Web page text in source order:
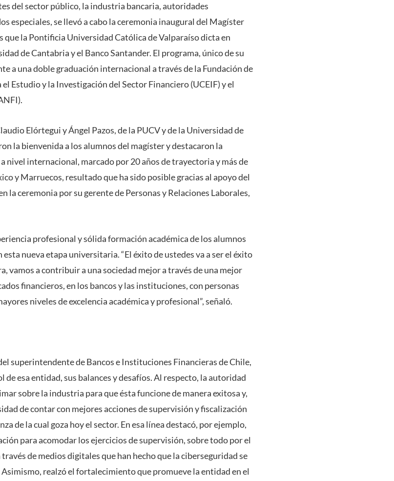
del sector público, la industria bancaria, autoridades
especiales, se llevó a cabo la ceremonia inaugural del Magíster
que la Pontificia Universidad Católica de Valparaíso dicta en
de Cantabria y el Banco Santander. El programa, único de su
a una doble graduación internacional a través de la Fundación de
Estudio y la Investigación del Sector Financiero (UCEIF) y el
Elórtegui y Ángel Pazos, de la PUCV y de la Universidad de
la bienvenida a los alumnos del magíster y destacaron la
nivel internacional, marcado por 20 años de trayectoria y más de
y Marruecos, resultado que ha sido posible gracias al apoyo del
la ceremonia por su gerente de Personas y Relaciones Laborales,
profesional y sólida formación académica de los alumnos
nueva etapa universitaria. “El éxito de ustedes va a ser el éxito
vamos a contribuir a una sociedad mejor a través de una mejor
financieros, en los bancos y las instituciones, con personas
niveles de excelencia académica y profesional”, señaló.
superintendente de Bancos e Instituciones Financieras de Chile,
de esa entidad, sus balances y desafíos. Al respecto, la autoridad
sobre la industria para que ésta funcione de manera exitosa y,
de contar con mejores acciones de supervisión y fiscalización
de la cual goza hoy el sector. En esa línea destacó, por ejemplo,
para acomodar los ejercicios de supervisión, sobre todo por el
de medios digitales que han hecho que la ciberseguridad se
realzó el fortalecimiento que promueve la entidad en el